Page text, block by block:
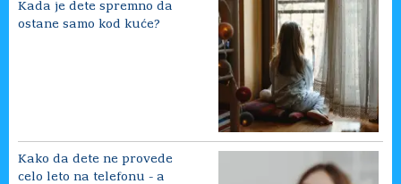
Kada je dete spremno da
ostane samo kod kuće?
Kako da dete ne provede
celo leto na telefonu - a